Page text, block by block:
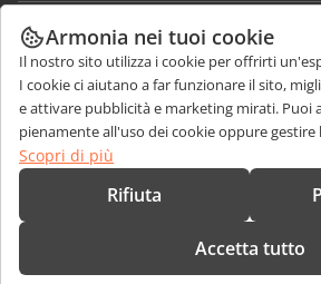
Docs
DocSpace
Workspace
Connettori
App desktop
COLLABORA
Per i contributori
Per i traduttori
Per gli influencer
Offerte di lavoro
RICEVI NOTIZIE
Blog
RICEVI AIUTO
Forum
CONTATTACI
Domande sulle vendite
sales@onlyoffice.com
Armonia nei tuoi cookie
Il nostro sito utilizza i cookie per offrirti
I cookie ci aiutano a far funzionare il sito,
e attivare pubblicità e marketing mirati. Puoi
pienamente all'uso dei cookie oppure gestire
Scopri di più
Rifiuta
Accetta tutto